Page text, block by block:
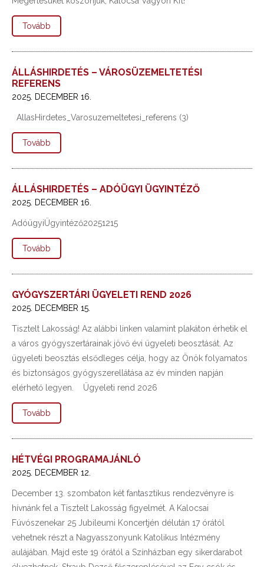
Tovább
ÁLLÁSHIRDETÉS – VÁROSÜZEMELTETÉSI
REFERENS
2025. DECEMBER 16.
AllasHirdetes_Varosuzemeltetesi_referens (3)
Tovább
ÁLLÁSHIRDETÉS – ADÓÜGYI ÜGYINTÉZŐ
2025. DECEMBER 16.
AdóügyiÜgyintéző20251215
Tovább
GYÓGYSZERTÁRI ÜGYELETI REND 2026
2025. DECEMBER 15.
Tisztelt Lakosság! Az alábbi linken valamint plakáton érhetik el
a város gyógyszertárainak jövő évi ügyeleti beosztását. Az
ügyeleti beosztás elsődleges célja, hogy az Önök folyamatos
és biztonságos gyógyszerellátása az év minden napján
elérhető legyen. Ügyeleti rend 2026
Tovább
HÉTVÉGI PROGRAMAJÁNLÓ
2025. DECEMBER 12.
December 13. szombaton két fantasztikus rendezvényre is
hívnánk fel a Tisztelt Lakosság figyelmét. A Kalocsai
Fúvószenekar 25 Jubileumi Koncertjén délután 17 órától
vehetnek részt a Nagyasszonyunk Katolikus Intézmény
aulájában. Majd este 19 órától a Színházban egy sikerdarabot